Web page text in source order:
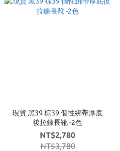
現貨 黑39 棕39 個性綁帶厚底
後拉鍊長靴 -2色
NT$2,780
NT$3,780